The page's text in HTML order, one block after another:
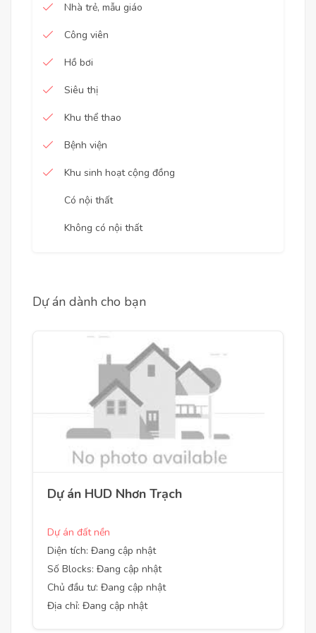
Nhà trẻ, mẫu giáo
Công viên
Hồ bơi
Siêu thị
Khu thể thao
Bệnh viện
Khu sinh hoạt cộng đồng
Có nội thất
Không có nội thất
Dự án dành cho bạn
Dự án HUD Nhơn Trạch
Dự án đất nền
Diện tích: Đang cập nhật
Số Blocks: Đang cập nhật
Chủ đầu tư: Đang cập nhật
Địa chỉ: Đang cập nhật